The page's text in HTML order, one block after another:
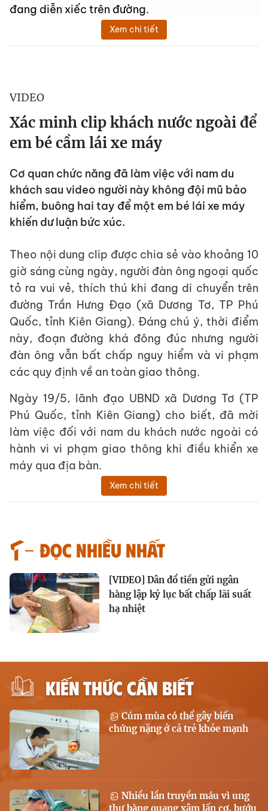
đang diễn xiếc trên đường.
Xem chi tiết
VIDEO
Xác minh clip khách nước ngoài để
em bé cầm lái xe máy
Cơ quan chức năng đã làm việc với nam du
khách sau video người này không đội mũ bảo
hiểm, buông hai tay để một em bé lái xe máy
khiến dư luận bức xúc.
Theo nội dung clip được chia sẻ vào khoảng 10
giờ sáng cùng ngày, người đàn ông ngoại quốc
tỏ ra vui vẻ, thích thú khi đang di chuyển trên
đường Trần Hưng Đạo (xã Dương Tơ, TP Phú
Quốc, tỉnh Kiên Giang). Đáng chú ý, thời điểm
này, đoạn đường khá đông đúc nhưng người
đàn ông vẫn bất chấp nguy hiểm và vi phạm
các quy định về an toàn giao thông.
Ngày 19/5, lãnh đạo UBND xã Dương Tơ (TP
Phú Quốc, tỉnh Kiên Giang) cho biết, đã mời
làm việc đối với nam du khách nước ngoài có
hành vi vi phạm giao thông khi điều khiển xe
máy qua địa bàn.
Xem chi tiết
Đọc nhiều nhất
[VIDEO] Dân đổ tiền gửi ngân
hàng lập kỷ lục bất chấp lãi suất
hạ nhiệt
KIẾN THỨC CẦN BIẾT
Cúm mùa có thể gây biến
chứng nặng ở cả trẻ khỏe mạnh
Nhiều lần truyền máu vì ung
thư bàng quang xâm lấn cơ, bướu